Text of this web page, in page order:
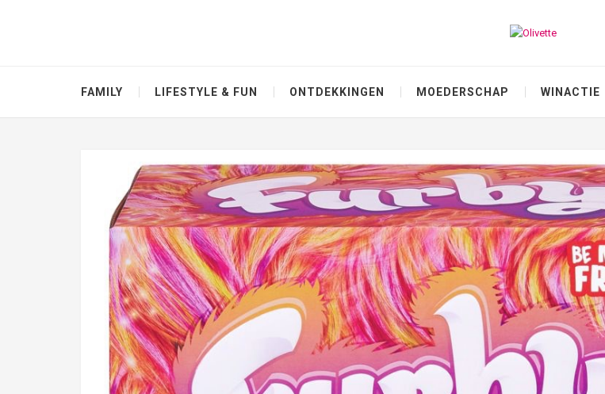
FAMILY LIFESTYLE & FUN ONTDEKKINGEN MOEDERSCHAP WINACTIE